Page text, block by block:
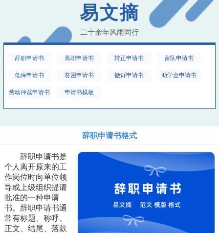
易文摘
二十余年风雨同行
辞职申请书 离职申请书 转正申请书 留队申请书
低保申请书 贫困申请书 撤诉申请书 助学金申请书
劳动仲裁申请书 申请书模板
辞职申请书格式
辞职申请书是
个人离开原来的工
作岗位时向单位领
导或上级组织提请
批准的一种申请
书。辞职申请书通
常有标题、称呼、
正文、结尾、落款